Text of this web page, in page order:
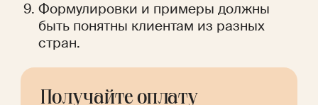
Формулировки и примеры должны
быть понятны клиентам из разных
стран.
Получайте оплату